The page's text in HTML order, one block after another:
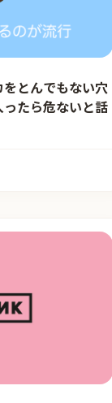
とんでもない穴
たら危ないと話